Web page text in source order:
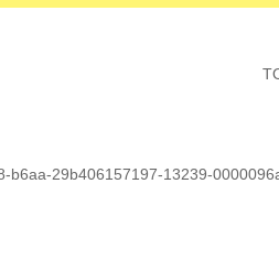
b6aa-29b406157197-13239-